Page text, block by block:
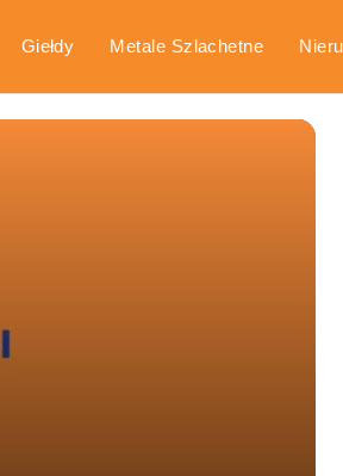
Giełdy Metale Szlachetne